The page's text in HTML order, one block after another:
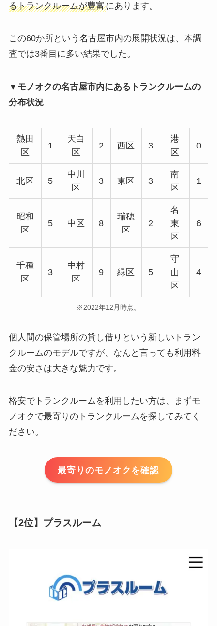
るトランクルームが豊富にあります。
この60か所という名古屋市内の展開状況は、本調
査では3番目に多い結果でした。
▼モノオクの名古屋市内にあるトランクルームの
分布状況
熱田
区
1
天白
区
2 西区 3
港
区
0
北区 5
中川
区
3 東区 3
南
区
1
昭和
区
5 中区 8
瑞穂
区
2
名
東
区
6
千種
区
3
中村
区
9 緑区 5
守
山
区
4
※2022年12月時点。
個人間の保管場所の貸し借りという新しいトラン
クルームのモデルですが、なんと言っても利用料
金の安さは大きな魅力です。
格安でトランクルームを利用したい方は、まずモ
ノオクで最寄りのトランクルームを探してみてく
ださい。
最寄りのモノオクを確認
【2位】プラスルーム